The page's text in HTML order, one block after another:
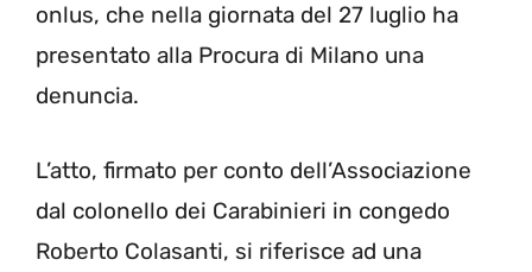
onlus, che nella giornata del 27 luglio ha
presentato alla Procura di Milano una
denuncia.
L’atto, firmato per conto dell’Associazione
dal colonello dei Carabinieri in congedo
Roberto Colasanti, si riferisce ad una